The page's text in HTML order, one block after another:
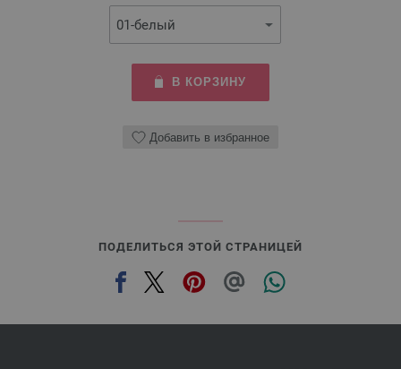
В КОРЗИНУ
Добавить в избранное
ПОДЕЛИТЬСЯ ЭТОЙ СТРАНИЦЕЙ